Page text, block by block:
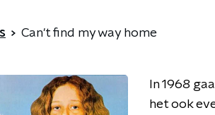
Can't find my way home
In 1968
het ook